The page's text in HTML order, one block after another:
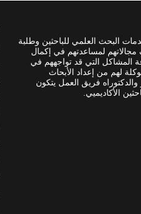
البحث العلمي للباحثين وطلبة
مجالاتهم لمساعدتهم في إكمال
المشاكل التي قد تواجههم في
لهم من إعداد الأبحاث
فريق العمل يتكون
الأكاديميي.